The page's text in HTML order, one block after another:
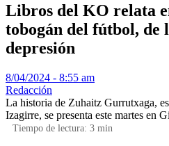
Libros del KO relata
tobogán del fútbol, de
depresión
8/04/2024 - 8:55 am
Redacción
La historia de Zuhaitz Gurrutxaga,
Izagirre, se presenta este martes en
Tiempo de lectura: 3 min